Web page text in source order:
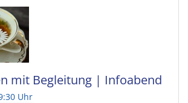
mit Begleitung | Infoabend
Uhr